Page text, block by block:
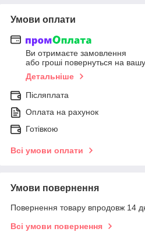
Умови оплати
Ви отримаєте замовлення
або гроші повернуться на
Детальніше
Післяплата
Оплата на рахунок
Готівкою
Всі умови оплати
Умови повернення
Повернення товару впродовж 14
Всі умови повернення